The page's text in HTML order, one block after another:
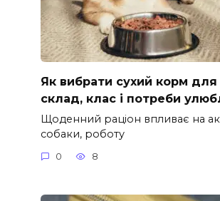
Як вибрати сухий корм для
склад, клас і потреби
Щоденний раціон впливає на
собаки, роботу
0 8